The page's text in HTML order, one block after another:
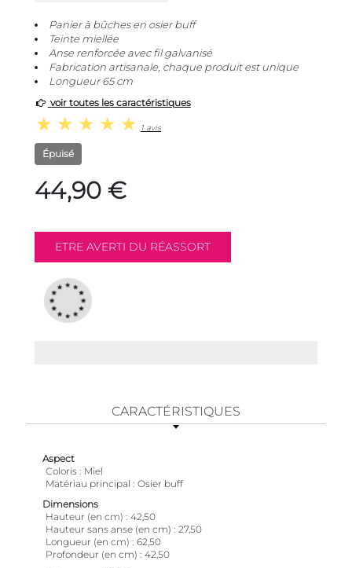
Panier à bûches en osier buff
Teinte miellée
Anse renforcée avec fil galvanisé
Fabrication artisanale, chaque produit est unique
Longueur 65 cm
voir toutes les caractéristiques
1 avis
Épuisé
44,90 €
CARACTÉRISTIQUES
Aspect
Coloris
Miel
Matériau principal
Osier buff
Dimensions
Hauteur (en cm)
42,50
Hauteur sans anse (en cm)
27,50
Longueur (en cm)
62,50
Profondeur (en cm)
42,50